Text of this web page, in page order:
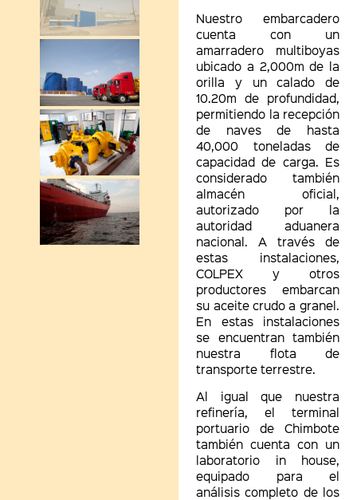
Nuestro embarcadero
cuenta con un
amarradero multiboyas
ubicado a 2,000m de la
orilla y un calado de
10.20m de profundidad,
permitiendo la recepción
de naves de hasta
40,000 toneladas de
capacidad de carga. Es
considerado también
almacén oficial,
autorizado por la
autoridad aduanera
nacional. A través de
estas instalaciones,
COLPEX y otros
productores embarcan
su aceite crudo a granel.
En estas instalaciones
se encuentran también
nuestra flota de
transporte terrestre.
Al igual que nuestra
refinería, el terminal
portuario de Chimbote
también cuenta con un
laboratorio in house,
equipado para el
análisis completo de los